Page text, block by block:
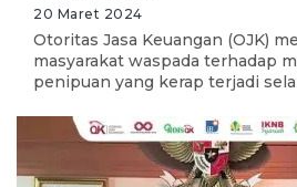
20 Maret 2024
Otoritas Jasa Keuangan (OJK)
masyarakat waspada terhadap
penipuan yang kerap terjadi